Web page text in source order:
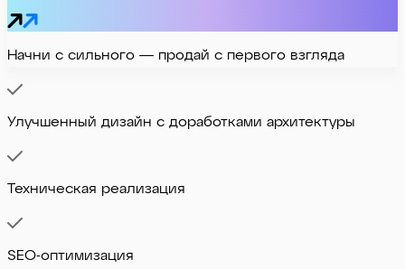
Начни с сильного — продай с первого взгляда
Улучшенный дизайн с доработками архитектуры
Техническая реализация
SEO-оптимизация